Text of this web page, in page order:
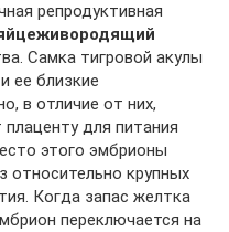
репродуктивная
Самка тигровой акулы
ее близкие
в отличие от них,
для питания
этого эмбрионы
относительно крупных
Когда запас желтка
переключается на